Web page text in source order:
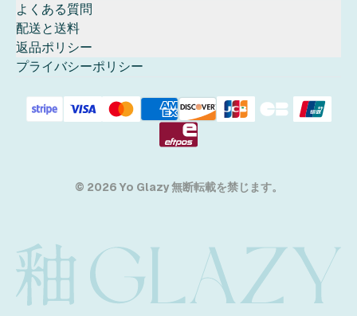
よくある質問
配送と送料
返品ポリシー
プライバシーポリシー
© 2026 Yo Glazy 無断転載を禁じます。